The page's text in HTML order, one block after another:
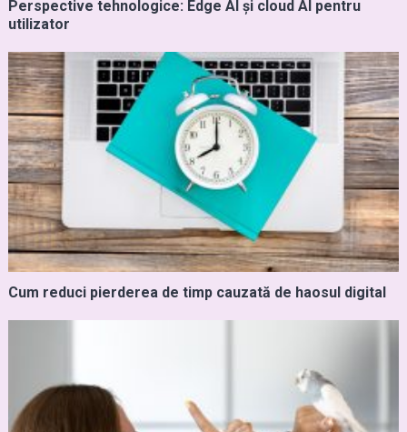
Perspective tehnologice: Edge AI și cloud AI pentru
utilizator
Cum reduci pierderea de timp cauzată de haosul digital